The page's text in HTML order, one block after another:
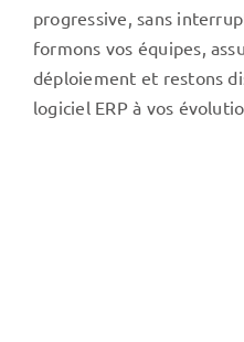
progressive, sans
formons vos équipes,
déploiement et restons
logiciel ERP à vos